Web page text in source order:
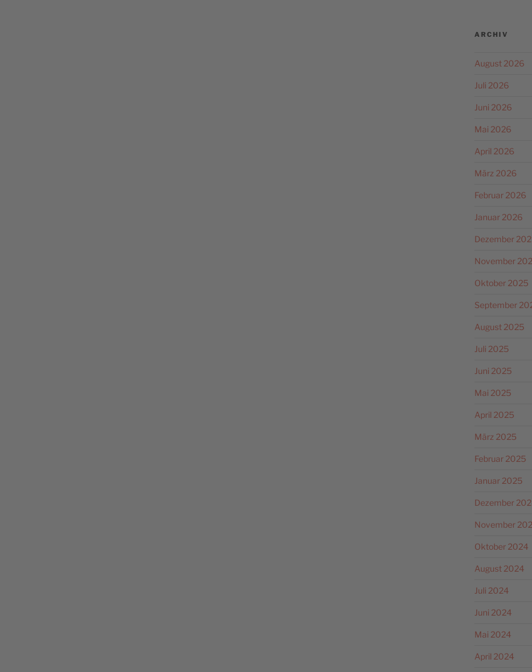
ARCHIV
August 2026
Juli 2026
Juni 2026
Mai 2026
April 2026
März 2026
Februar 2026
Januar 2026
Dezember
November
Oktober 2025
September
August 2025
Juli 2025
Juni 2025
Mai 2025
April 2025
März 2025
Februar 2025
Januar 2025
Dezember
November
Oktober 2024
August 2024
Juli 2024
Juni 2024
Mai 2024
April 2024